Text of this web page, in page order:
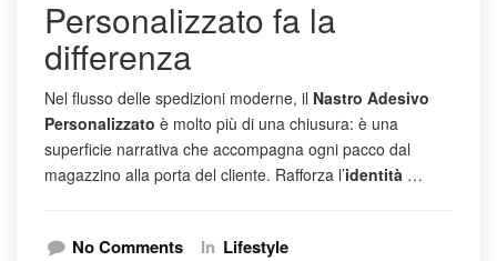
Personalizzato fa la
differenza
Nel flusso delle spedizioni moderne, il Nastro Adesivo
Personalizzato è molto più di una chiusura: è una
superficie narrativa che accompagna ogni pacco dal
magazzino alla porta del cliente. Rafforza l’identità …
No Comments In Lifestyle